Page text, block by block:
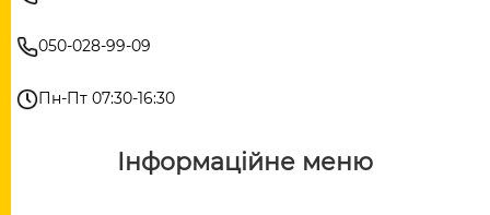
050-028-99-09
Пн-Пт 07:30-16:30
Інформаційне меню